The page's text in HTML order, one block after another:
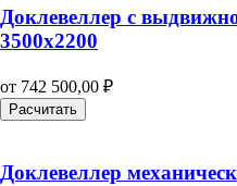
Доклевеллер с
3500х2200
от 742 500,00 ₽
Расчитать
Доклевеллер